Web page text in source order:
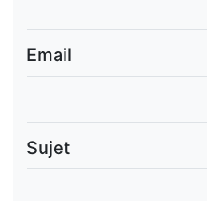
Email
Sujet